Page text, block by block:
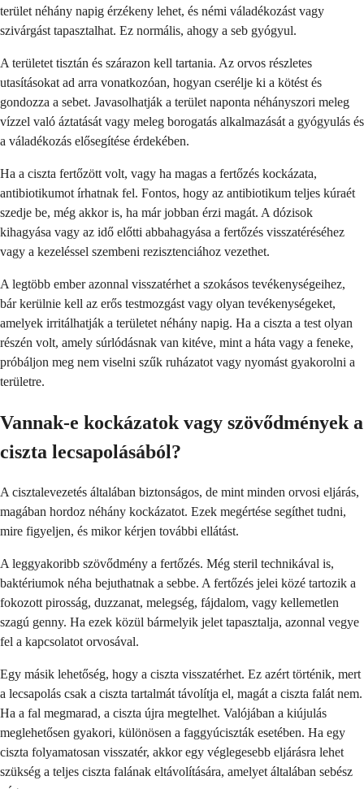
terület néhány napig érzékeny lehet, és némi váladékozást vagy
szivárgást tapasztalhat. Ez normális, ahogy a seb gyógyul.
A területet tisztán és szárazon kell tartania. Az orvos részletes
utasításokat ad arra vonatkozóan, hogyan cserélje ki a kötést és
gondozza a sebet. Javasolhatják a terület naponta néhányszori meleg
vízzel való áztatását vagy meleg borogatás alkalmazását a gyógyulás és
a váladékozás elősegítése érdekében.
Ha a ciszta fertőzött volt, vagy ha magas a fertőzés kockázata,
antibiotikumot írhatnak fel. Fontos, hogy az antibiotikum teljes kúraét
szedje be, még akkor is, ha már jobban érzi magát. A dózisok
kihagyása vagy az idő előtti abbahagyása a fertőzés visszatéréséhez
vagy a kezeléssel szembeni rezisztenciához vezethet.
A legtöbb ember azonnal visszatérhet a szokásos tevékenységeihez,
bár kerülnie kell az erős testmozgást vagy olyan tevékenységeket,
amelyek irritálhatják a területet néhány napig. Ha a ciszta a test olyan
részén volt, amely súrlódásnak van kitéve, mint a háta vagy a feneke,
próbáljon meg nem viselni szűk ruházatot vagy nyomást gyakorolni a
területre.
Vannak-e kockázatok vagy szövődmények a
ciszta lecsapolásából?
A cisztalevezetés általában biztonságos, de mint minden orvosi eljárás,
magában hordoz néhány kockázatot. Ezek megértése segíthet tudni,
mire figyeljen, és mikor kérjen további ellátást.
A leggyakoribb szövődmény a fertőzés. Még steril technikával is,
baktériumok néha bejuthatnak a sebbe. A fertőzés jelei közé tartozik a
fokozott pirosság, duzzanat, melegség, fájdalom, vagy kellemetlen
szagú genny. Ha ezek közül bármelyik jelet tapasztalja, azonnal vegye
fel a kapcsolatot orvosával.
Egy másik lehetőség, hogy a ciszta visszatérhet. Ez azért történik, mert
a lecsapolás csak a ciszta tartalmát távolítja el, magát a ciszta falát nem.
Ha a fal megmarad, a ciszta újra megtelhet. Valójában a kiújulás
meglehetősen gyakori, különösen a faggyúciszták esetében. Ha egy
ciszta folyamatosan visszatér, akkor egy véglegesebb eljárásra lehet
szükség a teljes ciszta falának eltávolítására, amelyet általában sebész